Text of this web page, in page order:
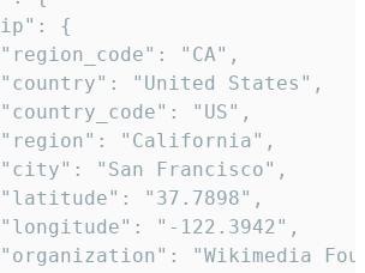
{
"CA",
"United States",
"US",
"California",
"San Francisco",
"37.7898",
"-122.3942",
"Wikimedia